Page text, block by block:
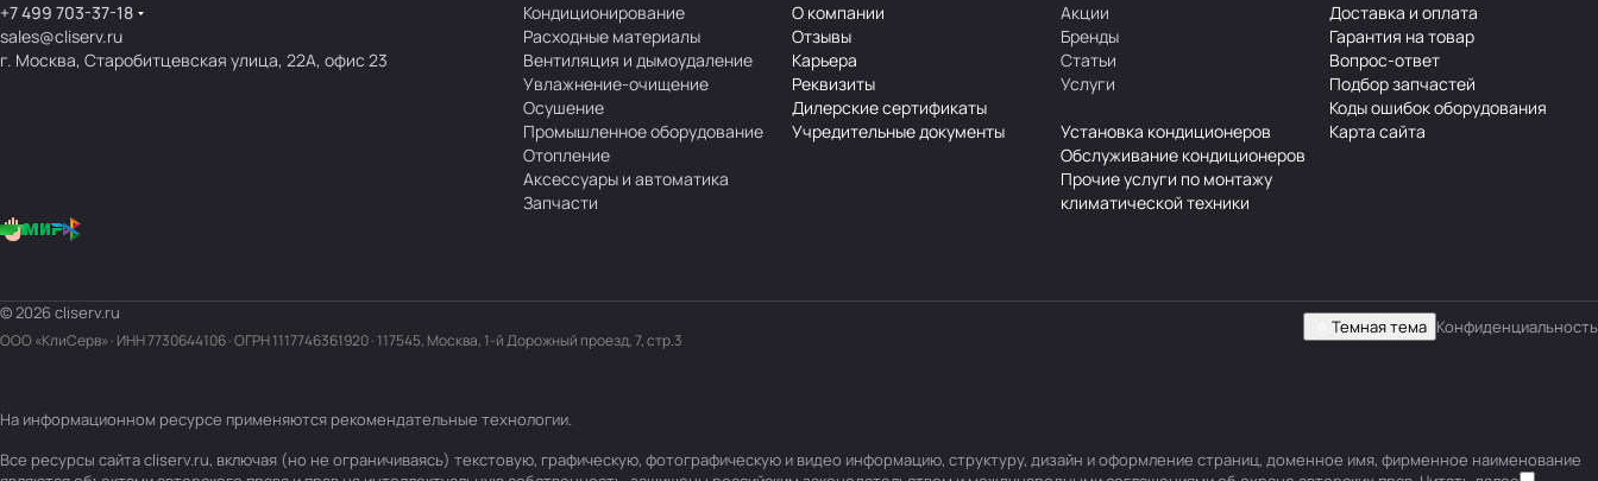
+7 499 703-37-18
sales@cliserv.ru
г. Москва, Старобитцевская улица, 22А, офис 23
Кондиционирование
Расходные материалы
Вентиляция и дымоудаление
Увлажнение-очищение
Осушение
Промышленное оборудование
Отопление
Аксессуары и автоматика
Запчасти
О компании
Отзывы
Карьера
Реквизиты
Дилерские сертификаты
Учредительные документы
Акции
Бренды
Статьи
Услуги
Установка кондиционеров
Обслуживание кондиционеров
Прочие услуги по монтажу
климатической техники
Доставка и оплата
Гарантия на товар
Вопрос-ответ
Подбор запчастей
Коды ошибок оборудования
Карта сайта
© 2026 cliserv.ru
ООО «КлиСерв» · ИНН7730644106· ОГРН 1117746361920 · 117545, Москва, 1-й Дорожный проезд, 7, стр.3
Темная тема Конфиденциальность
На информационном ресурсе применяются рекомендательные технологии.
Все ресурсы сайта cliserv.ru, включая (но не ограничиваясь) текстовую, графическую, фотографическую и видео информацию, структуру, дизайн и оформление страниц, доменное имя, фирменное наименование